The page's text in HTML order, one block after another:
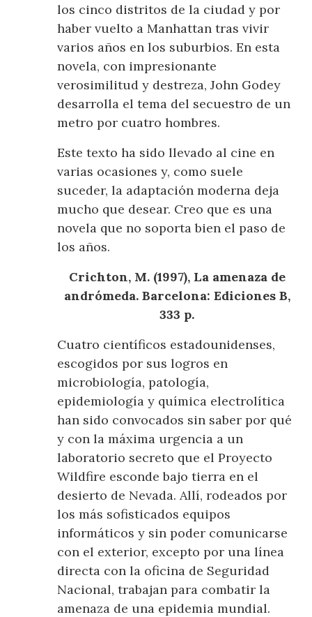
los cinco distritos de la ciudad y por
haber vuelto a Manhattan tras vivir
varios años en los suburbios. En esta
novela, con impresionante
verosimilitud y destreza, John Godey
desarrolla el tema del secuestro de un
metro por cuatro hombres.
Este texto ha sido llevado al cine en
varias ocasiones y, como suele
suceder, la adaptación moderna deja
mucho que desear. Creo que es una
novela que no soporta bien el paso de
los años.
Crichton, M. (1997), La amenaza de
andrómeda. Barcelona: Ediciones B,
333 p.
Cuatro científicos estadounidenses,
escogidos por sus logros en
microbiología, patología,
epidemiología y química electrolítica
han sido convocados sin saber por qué
y con la máxima urgencia a un
laboratorio secreto que el Proyecto
Wildfire esconde bajo tierra en el
desierto de Nevada. Allí, rodeados por
los más sofisticados equipos
informáticos y sin poder comunicarse
con el exterior, excepto por una línea
directa con la oficina de Seguridad
Nacional, trabajan para combatir la
amenaza de una epidemia mundial.